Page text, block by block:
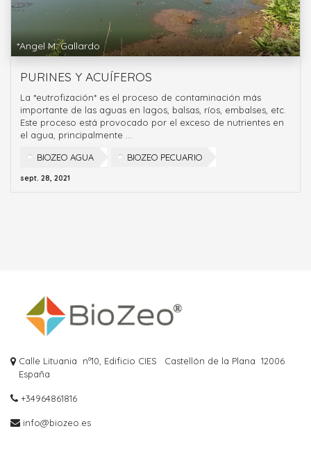
*Angel M. Gallardo
PURINES Y ACUÍFEROS
La *eutrofización* es el proceso de contaminación más
importante de las aguas en lagos, balsas, ríos, embalses, etc.
Este proceso está provocado por el exceso de nutrientes en
el agua, principalmente ...
BIOZEO AGUA
BIOZEO PECUARIO
sept. 28, 2021
Calle Lituania nº10, Edificio CIES Castellón de la Plana 12006
España
+34964861816
info@biozeo.es